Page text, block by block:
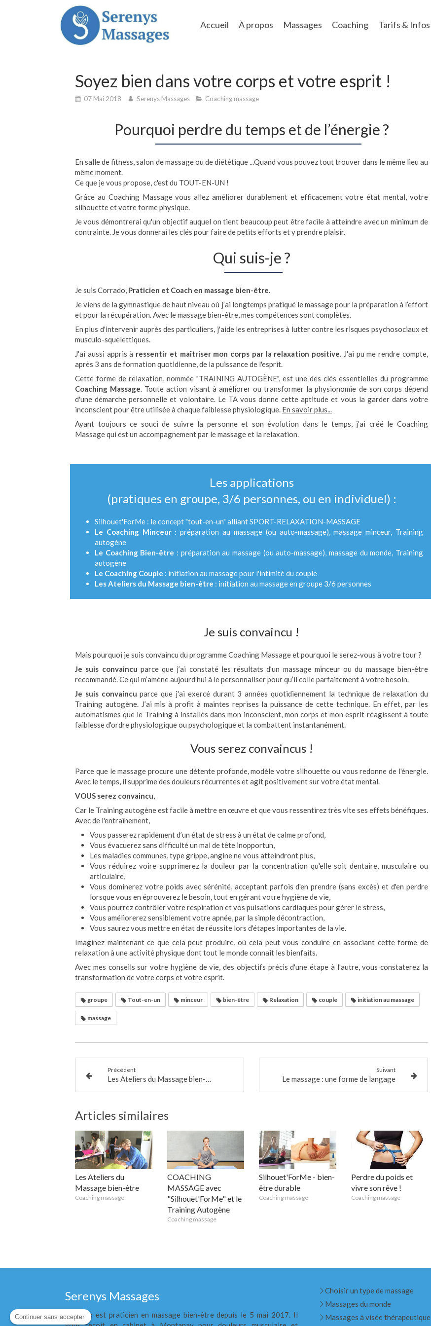
Accueil À propos Massages Coaching Tarifs & Infos
Soyez bien dans votre corps et votre esprit !
07 Mai 2018 Serenys Massages Coaching massage
Pourquoi perdre du temps et de l’énergie ?
En salle de fitness, salon de massage ou de diététique ...Quand vous pouvez tout trouver dans le même lieu au
même moment.
Ce que je vous propose, c'est du TOUT-EN-UN !
Grâce au Coaching Massage vous allez améliorer durablement et efficacement votre état mental, votre
silhouette et votre forme physique.
Je vous démontrerai qu'un objectif auquel on tient beaucoup peut être facile à atteindre avec un minimum de
contrainte. Je vous donnerai les clés pour faire de petits efforts et y prendre plaisir.
Qui suis-je ?
Je suis Corrado, Praticien et Coach en massage bien-être.
Je viens de la gymnastique de haut niveau où j’ai longtemps pratiqué le massage pour la préparation à l’effort
et pour la récupération. Avec le massage bien-être, mes compétences sont complètes.
En plus d'intervenir auprès des particuliers, j'aide les entreprises à lutter contre les risques psychosociaux et
musculo-squelettiques.
J'ai aussi appris à ressentir et maîtriser mon corps par la relaxation positive. J'ai pu me rendre compte,
après 3 ans de formation quotidienne, de la puissance de l'esprit.
Cette forme de relaxation, nommée "TRAINING AUTOGÈNE", est une des clés essentielles du programme
Coaching Massage. Toute action visant à améliorer ou transformer la physionomie de son corps dépend
d'une démarche personnelle et volontaire. Le TA vous donne cette aptitude et vous la garder dans votre
inconscient pour être utilisée à chaque faiblesse physiologique. En savoir plus...
Ayant toujours ce souci de suivre la personne et son évolution dans le temps, j’ai créé le Coaching
Massage qui est un accompagnement par le massage et la relaxation.
Les applications
(pratiques en groupe, 3/6 personnes, ou en individuel) :
Silhouet'ForMe : le concept "tout-en-un" alliant SPORT-RELAXATION-MASSAGE
Le Coaching Minceur: préparation au massage (ou auto-massage), massage minceur, Training
autogène
Le Coaching Bien-être : préparation au massage (ou auto-massage), massage du monde, Training
autogène
Le Coaching Couple : initiation au massage pour l'intimité du couple
Les Ateliers du Massage bien-être : initiation au massage en groupe 3/6 personnes
Je suis convaincu !
Mais pourquoi je suis convaincu du programme Coaching Massage et pourquoi le serez-vous à votre tour ?
Je suis convaincu parce que j’ai constaté les résultats d’un massage minceur ou du massage bien-être
recommandé. Ce qui m’amène aujourd’hui à le personnaliser pour qu’il colle parfaitement à votre besoin.
Je suis convaincu parce que j'ai exercé durant 3 années quotidiennement la technique de relaxation du
Training autogène. J’ai mis à profit à maintes reprises la puissance de cette technique. En effet, par les
automatismes que le Training à installés dans mon inconscient, mon corps et mon esprit réagissent à toute
faiblesse d'ordre physiologique ou psychologique et la combattent instantanément.
Vous serez convaincus !
Parce que le massage procure une détente profonde, modèle votre silhouette ou vous redonne de l'énergie.
Avec le temps, il supprime des douleurs récurrentes et agit positivement sur votre état mental.
VOUS serez convaincu,
Car le Training autogène est facile à mettre en œuvre et que vous ressentirez très vite ses effets bénéfiques.
Avec de l'entraînement,
Vous passerez rapidement d’un état de stress à un état de calme profond,
Vous évacuerez sans difficulté un mal de tête inopportun,
Les maladies communes, type grippe, angine ne vous atteindront plus,
Vous réduirez voire supprimerez la douleur par la concentration qu'elle soit dentaire, musculaire ou
articulaire,
Vous dominerez votre poids avec sérénité, acceptant parfois d'en prendre (sans excès) et d'en perdre
lorsque vous en éprouverez le besoin, tout en gérant votre hygiène de vie,
Vous pourrez contrôler votre respiration et vos pulsations cardiaques pour gérer le stress,
Vous améliorerez sensiblement votre apnée, par la simple décontraction,
Vous saurez vous mettre en état de réussite lors d'étapes importantes de la vie.
Imaginez maintenant ce que cela peut produire, où cela peut vous conduire en associant cette forme de
relaxation à une activité physique dont tout le monde connaît les bienfaits.
Avec mes conseils sur votre hygiène de vie, des objectifs précis d'une étape à l'autre, vous constaterez la
transformation de votre corps et votre esprit.
groupe Tout-en-un minceur bien-être Relaxation couple initiation au massage
massage
Précédent
Les Ateliers du Massage bien-être
Suivant
Le massage : une forme de langage
Articles similaires
Les Ateliers du
Massage bien-être
Coaching massage
COACHING
MASSAGE avec
"Silhouet'ForMe" et le
Training Autogène
Coaching massage
Silhouet'ForMe - bien-
être durable
Coaching massage
Perdre du poids et
vivre son rêve !
Coaching massage
Serenys Massages
Corrado est praticien en massage bien-être depuis le 5 mai 2017. Il
Choisir un type de massage
Massages du monde
Massages à visée thérapeutique
Continuer sans accepter